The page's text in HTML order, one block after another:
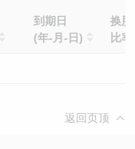
到期日
(年-月-日)
换股
比率
返回页顶